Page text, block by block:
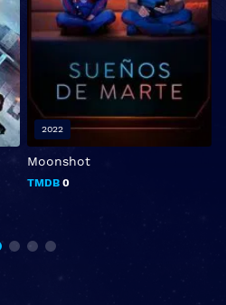
Moonshot
TMDB 0
2022